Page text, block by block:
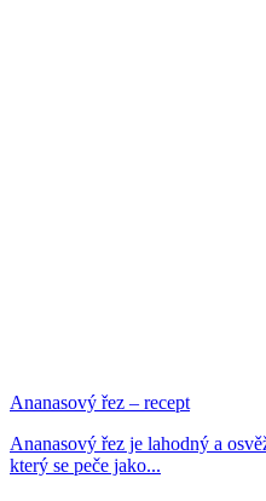
Ananasový řez – recept
Ananasový řez je lahodný a
který se peče jako...